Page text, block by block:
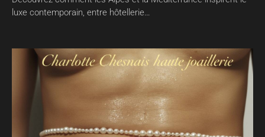
luxe contemporain, entre hôtellerie…